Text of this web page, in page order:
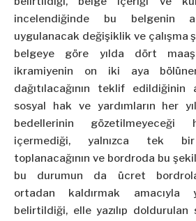
incelendiğinde bu belgenin
uygulanacak değişiklik ve çalışma
belgeye göre yılda dört
ikramiyenin on iki aya
dağıtılacağının teklif edildiğinin
sosyal hak ve yardımların her
bedellerinin gözetilmeyeceği
içermediği, yalnızca tek
toplanacağının ve bordroda bu
bu durumun da ücret
ortadan kaldırmak amacıyla
belirtildiği, elle yazılıp